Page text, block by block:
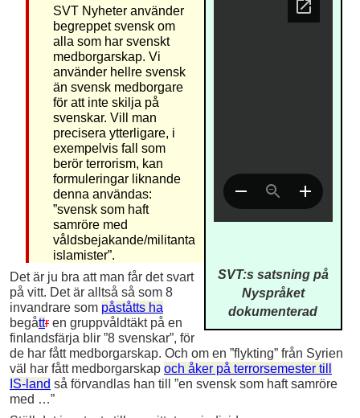
SVT:s satsning på
Nyspråket
dokumenterad
SVT Nyheter använder
begreppet svensk om
alla som har svenskt
medborgarskap. Vi
använder hellre svensk
än svensk medborgare
för att inte skilja på
svenskar. Vill man
precisera ytterligare, i
exempelvis fall som
berör terrorism, kan
formuleringar liknande
denna användas:
”svensk som haft
samröre med
våldsbejakande/militanta
islamister”.
Det är ju bra att man får det svart
på vitt. Det är alltså så som 8
invandrare som påståtts ha
begåttr en gruppvåldtäkt på en
finlandsfärja blir ”8 svenskar”, för
de har fått medborgarskap. Och om en ”flykting” från Syrien
väl har fått medborgarskap och åker på terrorsemester till
IS-land så förvandlas han till ”en svensk som haft samröre
med …”